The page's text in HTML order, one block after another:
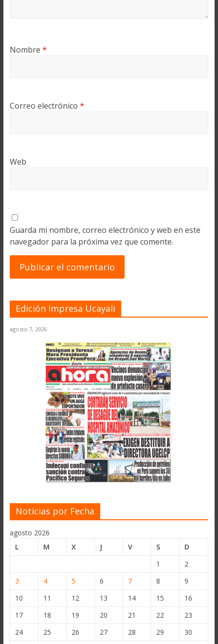
Nombre *
Correo electrónico *
Web
Guarda mi nombre, correo electrónico y web en este
navegador para la próxima vez que comente.
Edición Impresa Ucayali
agosto 7, 2026
Noticias por Fecha
agosto 2026
L
M X J V S
D
1
2
3
4 5 6 7 8
9
10
11 12 13 14 15
16
17
18 19 20 21 22
23
24
25 26 27 28 29
30